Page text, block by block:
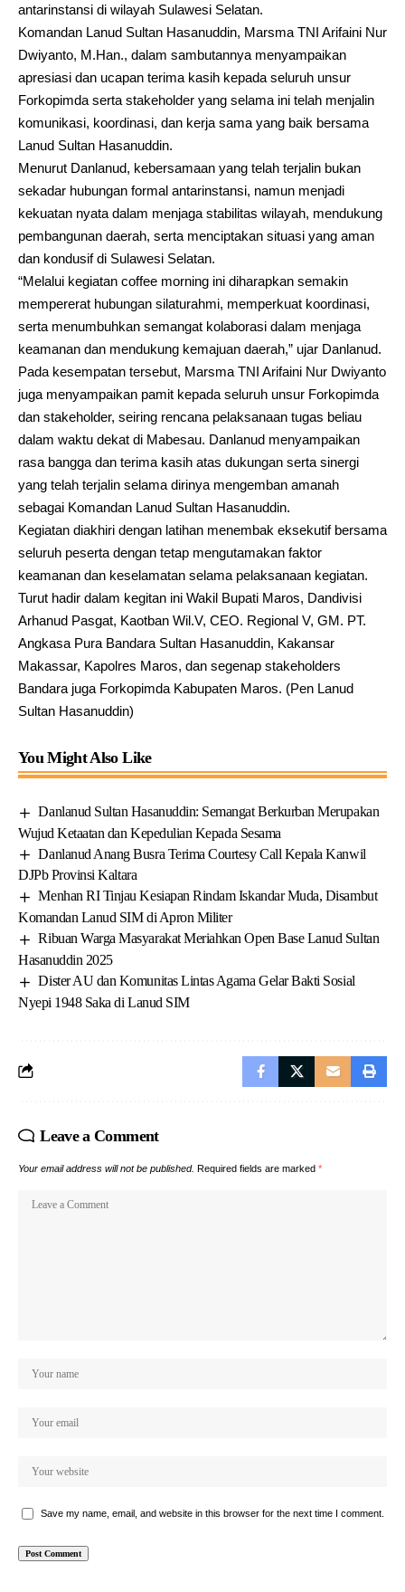
antarinstansi di wilayah Sulawesi Selatan.
Komandan Lanud Sultan Hasanuddin, Marsma TNI Arifaini Nur
Dwiyanto, M.Han., dalam sambutannya menyampaikan
apresiasi dan ucapan terima kasih kepada seluruh unsur
Forkopimda serta stakeholder yang selama ini telah menjalin
komunikasi, koordinasi, dan kerja sama yang baik bersama
Lanud Sultan Hasanuddin.
Menurut Danlanud, kebersamaan yang telah terjalin bukan
sekadar hubungan formal antarinstansi, namun menjadi
kekuatan nyata dalam menjaga stabilitas wilayah, mendukung
pembangunan daerah, serta menciptakan situasi yang aman
dan kondusif di Sulawesi Selatan.
“Melalui kegiatan coffee morning ini diharapkan semakin
mempererat hubungan silaturahmi, memperkuat koordinasi,
serta menumbuhkan semangat kolaborasi dalam menjaga
keamanan dan mendukung kemajuan daerah,” ujar Danlanud.
Pada kesempatan tersebut, Marsma TNI Arifaini Nur Dwiyanto
juga menyampaikan pamit kepada seluruh unsur Forkopimda
dan stakeholder, seiring rencana pelaksanaan tugas beliau
dalam waktu dekat di Mabesau. Danlanud menyampaikan
rasa bangga dan terima kasih atas dukungan serta sinergi
yang telah terjalin selama dirinya mengemban amanah
sebagai Komandan Lanud Sultan Hasanuddin.
Kegiatan diakhiri dengan latihan menembak eksekutif bersama
seluruh peserta dengan tetap mengutamakan faktor
keamanan dan keselamatan selama pelaksanaan kegiatan.
Turut hadir dalam kegitan ini Wakil Bupati Maros, Dandivisi
Arhanud Pasgat, Kaotban Wil.V, CEO. Regional V, GM. PT.
Angkasa Pura Bandara Sultan Hasanuddin, Kakansar
Makassar, Kapolres Maros, dan segenap stakeholders
Bandara juga Forkopimda Kabupaten Maros. (Pen Lanud
Sultan Hasanuddin)
You Might Also Like
Danlanud Sultan Hasanuddin: Semangat Berkurban Merupakan
Wujud Ketaatan dan Kepedulian Kepada Sesama
Danlanud Anang Busra Terima Courtesy Call Kepala Kanwil
DJPb Provinsi Kaltara
Menhan RI Tinjau Kesiapan Rindam Iskandar Muda, Disambut
Komandan Lanud SIM di Apron Militer
Ribuan Warga Masyarakat Meriahkan Open Base Lanud Sultan
Hasanuddin 2025
Dister AU dan Komunitas Lintas Agama Gelar Bakti Sosial
Nyepi 1948 Saka di Lanud SIM
Leave a Comment
Your email address will not be published. Required fields are marked *
Save my name, email, and website in this browser for the next time I comment.